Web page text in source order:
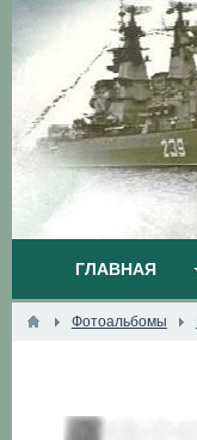
ГЛАВНАЯ
Фотоальбомы